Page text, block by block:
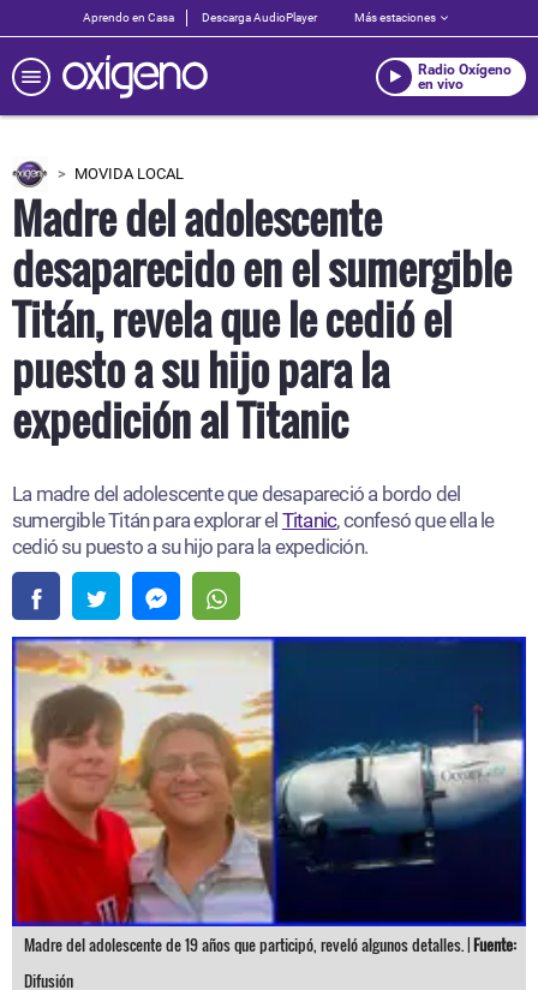
Aprendo en Casa Descarga AudioPlayer Más estaciones
Radio Oxígeno
en vivo
MOVIDA LOCAL
Madre del adolescente
desaparecido en el sumergible
Titán, revela que le cedió el
puesto a su hijo para la
expedición al Titanic
La madre del adolescente que desapareció a bordo del
sumergible Titán para explorar el Titanic, confesó que ella le
cedió su puesto a su hijo para la expedición.
Madre del adolescente de 19 años que participó, reveló algunos detalles. |Fuente:
Difusión